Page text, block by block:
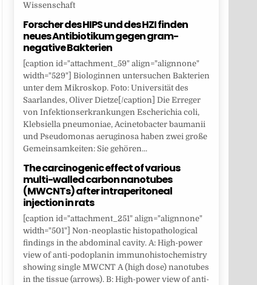
Wissenschaft
Forscher des HIPS und des HZI finden
neues Antibiotikum gegen gram-
negative Bakterien
[caption id="attachment_59" align="alignnone"
width="529"] Biologinnen untersuchen Bakterien
unter dem Mikroskop. Foto: Universität des
Saarlandes, Oliver Dietze[/caption] Die Erreger
von Infektionserkrankungen Escherichia coli,
Klebsiella pneumoniae, Acinetobacter baumanii
und Pseudomonas aeruginosa haben zwei große
Gemeinsamkeiten: Sie gehören...
The carcinogenic effect of various
multi-walled carbon nanotubes
(MWCNTs) after intraperitoneal
injection in rats
[caption id="attachment_251" align="alignnone"
width="501"] Non-neoplastic histopathological
findings in the abdominal cavity. A: High-power
view of anti-podoplanin immunohistochemistry
showing single MWCNT A (high dose) nanotubes
in the tissue (arrows). B: High-power view of anti-